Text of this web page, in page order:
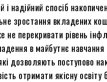
надійний спосіб
зростання вкладених
не перекривати рівень
в майбутнє
дозволяють поступово
отримати якісну